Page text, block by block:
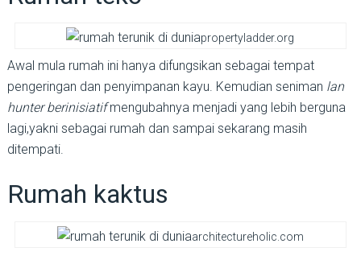
propertyladder.org
Awal mula rumah ini hanya difungsikan sebagai tempat
pengeringan dan penyimpanan kayu. Kemudian seniman lan
hunter berinisiatifmengubahnya menjadi yang lebih berguna
lagi,yakni sebagai rumah dan sampai sekarang masih
ditempati.
Rumah kaktus
architectureholic.com